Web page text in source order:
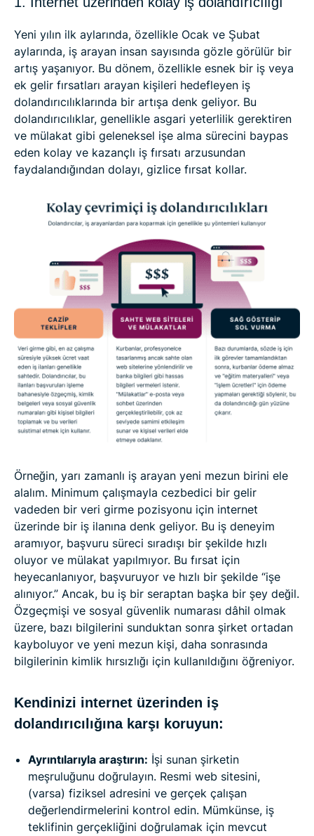
Yeni yılın ilk aylarında, özellikle Ocak ve Şubat
aylarında, iş arayan insan sayısında gözle görülür bir
artış yaşanıyor. Bu dönem, özellikle esnek bir iş veya
ek gelir fırsatları arayan kişileri hedefleyen iş
dolandırıcılıklarında bir artışa denk geliyor. Bu
dolandırıcılıklar, genellikle asgari yeterlilik gerektiren
ve mülakat gibi geleneksel işe alma sürecini baypas
eden kolay ve kazançlı iş fırsatı arzusundan
faydalandığından dolayı, gizlice fırsat kollar.
Örneğin, yarı zamanlı iş arayan yeni mezun birini ele
alalım. Minimum çalışmayla cezbedici bir gelir
vadeden bir veri girme pozisyonu için internet
üzerinde bir iş ilanına denk geliyor. Bu iş deneyim
aramıyor, başvuru süreci sıradışı bir şekilde hızlı
oluyor ve mülakat yapılmıyor. Bu fırsat için
heyecanlanıyor, başvuruyor ve hızlı bir şekilde “işe
alınıyor.” Ancak, bu iş bir seraptan başka bir şey değil.
Özgeçmişi ve sosyal güvenlik numarası dâhil olmak
üzere, bazı bilgilerini sunduktan sonra şirket ortadan
kayboluyor ve yeni mezun kişi, daha sonrasında
bilgilerinin kimlik hırsızlığı için kullanıldığını öğreniyor.
Kendinizi internet üzerinden iş
dolandırıcılığına karşı koruyun:
Ayrıntılarıyla araştırın: İşi sunan şirketin
meşruluğunu doğrulayın. Resmi web sitesini,
(varsa) fiziksel adresini ve gerçek çalışan
değerlendirmelerini kontrol edin. Mümkünse, iş
teklifinin gerçekliğini doğrulamak için mevcut